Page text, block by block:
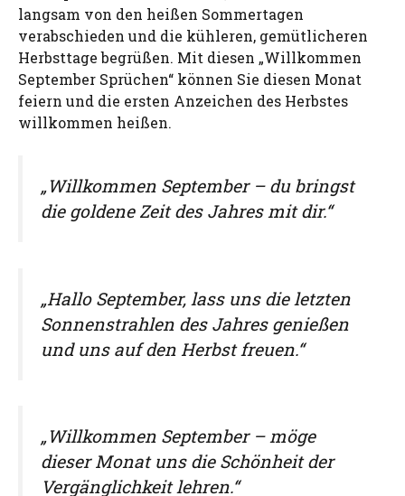
langsam von den heißen Sommertagen
verabschieden und die kühleren, gemütlicheren
Herbsttage begrüßen. Mit diesen „Willkommen
September Sprüchen“ können Sie diesen Monat
feiern und die ersten Anzeichen des Herbstes
willkommen heißen.
„Willkommen September – du bringst
die goldene Zeit des Jahres mit dir.“
„Hallo September, lass uns die letzten
Sonnenstrahlen des Jahres genießen
und uns auf den Herbst freuen.“
„Willkommen September – möge
dieser Monat uns die Schönheit der
Vergänglichkeit lehren.“